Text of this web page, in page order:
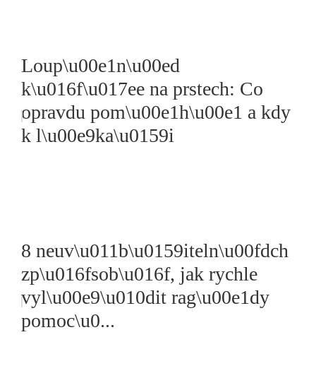
Loup\u00e1n\u00ed
k\u016f\u017ee na prstech: Co
opravdu pom\u00e1h\u00e1 a kdy
k l\u00e9ka\u0159i
8 neuv\u011b\u0159iteln\u00fdch
zp\u016fsob\u016f, jak rychle
vyl\u00e9\u010dit rag\u00e1dy
pomoc\u0...